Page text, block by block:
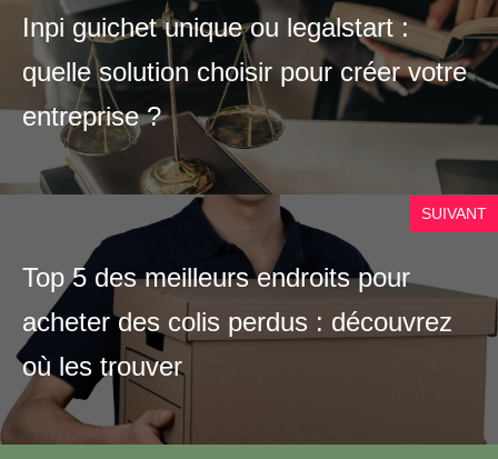
Inpi guichet unique ou legalstart :
quelle solution choisir pour créer votre
entreprise ?
SUIVANT
Top 5 des meilleurs endroits pour
acheter des colis perdus : découvrez
où les trouver